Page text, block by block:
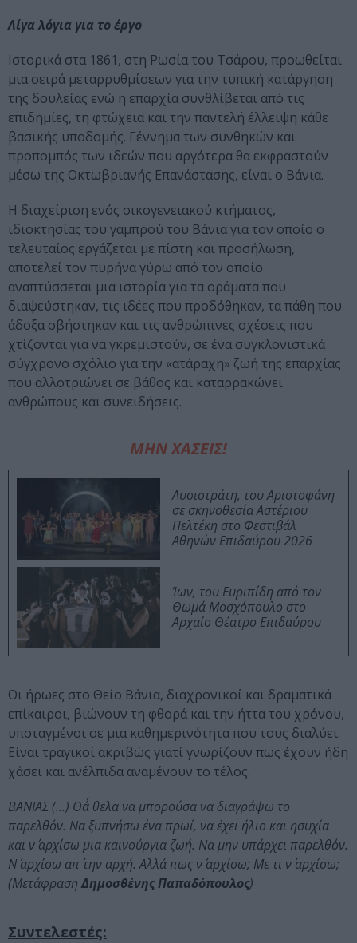
Λίγα λόγια για το έργο
Ιστορικά στα 1861, στη Ρωσία του Τσάρου, προωθείται
μια σειρά μεταρρυθμίσεων για την τυπική κατάργηση
της δουλείας ενώ η επαρχία συνθλίβεται από τις
επιδημίες, τη φτώχεια και την παντελή έλλειψη κάθε
βασικής υποδομής. Γέννημα των συνθηκών και
προπομπός των ιδεών που αργότερα θα εκφραστούν
μέσω της Οκτωβριανής Επανάστασης, είναι ο Βάνια.
Η διαχείριση ενός οικογενειακού κτήματος,
ιδιοκτησίας του γαμπρού του Βάνια για τον οποίο ο
τελευταίος εργάζεται με πίστη και προσήλωση,
αποτελεί τον πυρήνα γύρω από τον οποίο
αναπτύσσεται μια ιστορία για τα οράματα που
διαψεύστηκαν, τις ιδέες που προδόθηκαν, τα πάθη που
άδοξα σβήστηκαν και τις ανθρώπινες σχέσεις που
χτίζονται για να γκρεμιστούν, σε ένα συγκλονιστικά
σύγχρονο σχόλιο για την «ατάραχη» ζωή της επαρχίας
που αλλοτριώνει σε βάθος και καταρρακώνει
ανθρώπους και συνειδήσεις.
ΜΗΝ ΧΑΣΕΙΣ!
Λυσιστράτη, του Αριστοφάνη
σε σκηνοθεσία Αστέριου
Πελτέκη στο Φεστιβάλ
Αθηνών Επιδαύρου 2026
Ίων, του Ευριπίδη από τον
Θωμά Μοσχόπουλο στο
Αρχαίο Θέατρο Επιδαύρου
Οι ήρωες στο Θείο Βάνια, διαχρονικοί και δραματικά
επίκαιροι, βιώνουν τη φθορά και την ήττα του χρόνου,
υποταγμένοι σε μια καθημερινότητα που τους διαλύει.
Είναι τραγικοί ακριβώς γιατί γνωρίζουν πως έχουν ήδη
χάσει και ανέλπιδα αναμένουν το τέλος.
ΒΑΝΙΑΣ (…) Θά΄ θελα να μπορούσα να διαγράψω το
παρελθόν. Να ξυπνήσω ένα πρωί, να έχει ήλιο και ησυχία
και ν΄ αρχίσω μια καινούργια ζωή. Να μην υπάρχει παρελθόν.
Ν΄ αρχίσω απ΄ την αρχή. Αλλά πως ν΄ αρχίσω; Με τι ν΄ αρχίσω;
(Μετάφραση Δημοσθένης Παπαδόπουλος)
Συντελεστές: